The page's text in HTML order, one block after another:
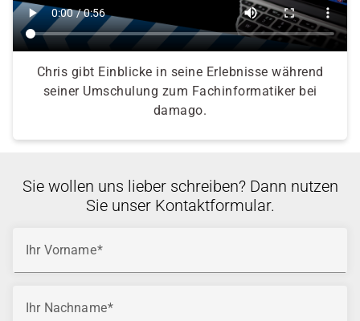
Chris gibt Einblicke in seine Erlebnisse während
seiner Umschulung zum Fachinformatiker bei
damago.
Sie wollen uns lieber schreiben? Dann nutzen
Sie unser Kontaktformular.
Ihr Vorname
Ihr Nachname